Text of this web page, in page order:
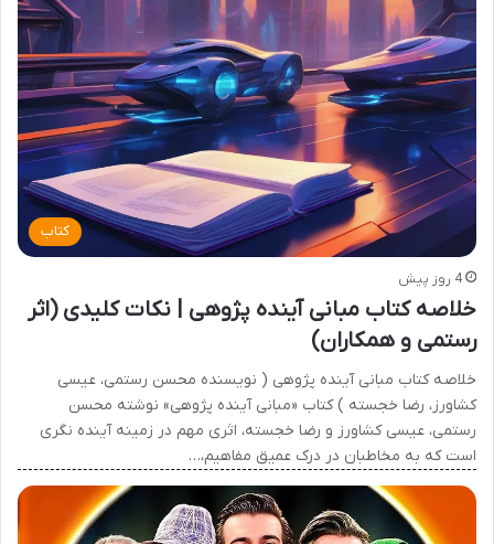
کتاب
4 روز پیش
خلاصه کتاب مبانی آینده پژوهی | نکات کلیدی (اثر
رستمی و همکاران)
خلاصه کتاب مبانی آینده پژوهی ( نویسنده محسن رستمی، عیسی
کشاورز، رضا خجسته ) کتاب «مبانی آینده پژوهی» نوشته محسن
رستمی، عیسی کشاورز و رضا خجسته، اثری مهم در زمینه آینده نگری
است که به مخاطبان در درک عمیق مفاهیم،…